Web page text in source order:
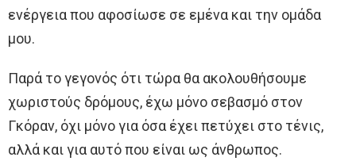
ενέργεια που αφοσίωσε σε εμένα και την ομάδα
μου.
Παρά το γεγονός ότι τώρα θα ακολουθήσουμε
χωριστούς δρόμους, έχω μόνο σεβασμό στον
Γκόραν, όχι μόνο για όσα έχει πετύχει στο τένις,
αλλά και για αυτό που είναι ως άνθρωπος.